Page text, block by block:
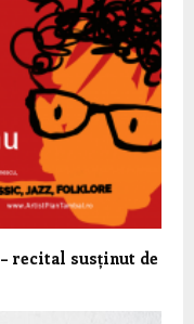
recital susținut de